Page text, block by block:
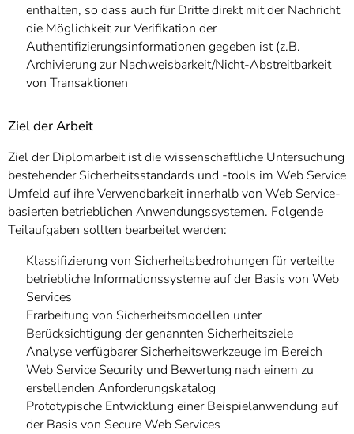
enthalten, so dass auch für Dritte direkt mit der Nachricht
die Möglichkeit zur Verifikation der
Authentifizierungsinformationen gegeben ist (z.B.
Archivierung zur Nachweisbarkeit/Nicht-Abstreitbarkeit
von Transaktionen
Ziel der Arbeit
Ziel der Diplomarbeit ist die wissenschaftliche Untersuchung
bestehender Sicherheitsstandards und -tools im Web Service
Umfeld auf ihre Verwendbarkeit innerhalb von Web Service-
basierten betrieblichen Anwendungssystemen. Folgende
Teilaufgaben sollten bearbeitet werden:
Klassifizierung von Sicherheitsbedrohungen für verteilte
betriebliche Informationssysteme auf der Basis von Web
Services
Erarbeitung von Sicherheitsmodellen unter
Berücksichtigung der genannten Sicherheitsziele
Analyse verfügbarer Sicherheitswerkzeuge im Bereich
Web Service Security und Bewertung nach einem zu
erstellenden Anforderungskatalog
Prototypische Entwicklung einer Beispielanwendung auf
der Basis von Secure Web Services